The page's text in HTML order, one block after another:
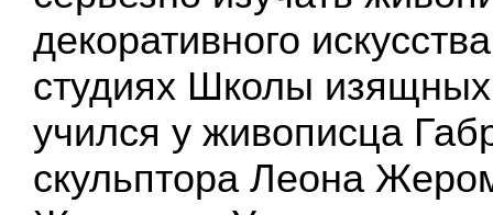
декоративного
студиях Школы изящных
учился у живописца
скульптора Леона